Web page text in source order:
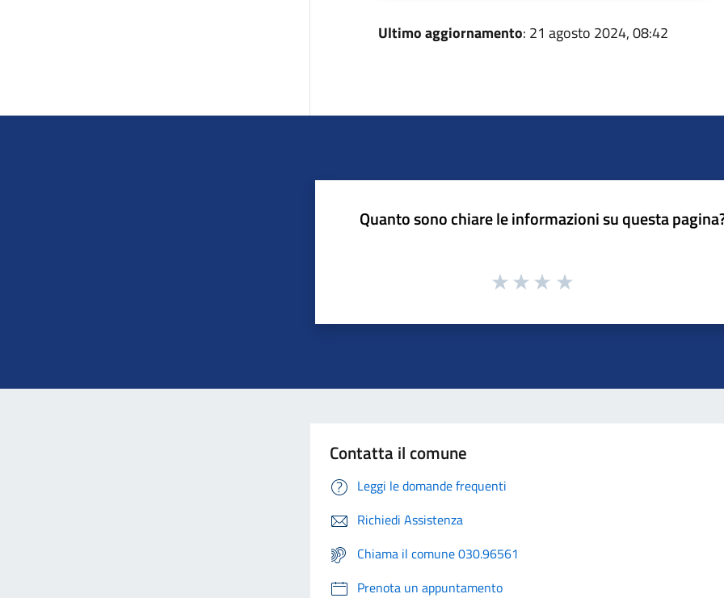
Ultimo aggiornamento: 21 agosto 2024, 08:42
Quanto sono chiare le informazioni su questa
Contatta il comune
Leggi le domande frequenti
Richiedi Assistenza
Chiama il comune 030.96561
Prenota un appuntamento